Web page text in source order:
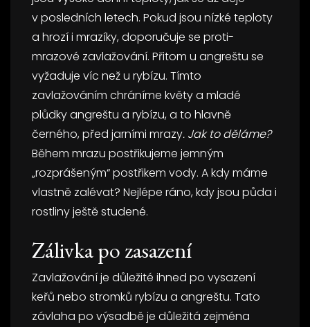
v posledních letech. Pokud jsou nízké teploty
a hrozí i mrazíky, doporučuje se proti-
mrazové zavlažování. Přitom u angreštu se
vyžaduje víc než u rybízu. Tímto
zavlažováním chráníme květy a mladé
plůdky angreštu a rybízu, a to hlavně
černého, před jarními mrazy. Jak to děláme?
Během mrazu postřikujeme jemným
„rozprášeným“ postřikem vody. A kdy máme
vlastně zalévat? Nejlépe ráno, kdy jsou půda i
rostliny ještě studené.
Zálivka po zasazení
Zavlažování je důležité ihned po vysazení
keřů nebo stromků rybízu a angreštu. Tato
závlaha po výsadbě je důležitá zejména